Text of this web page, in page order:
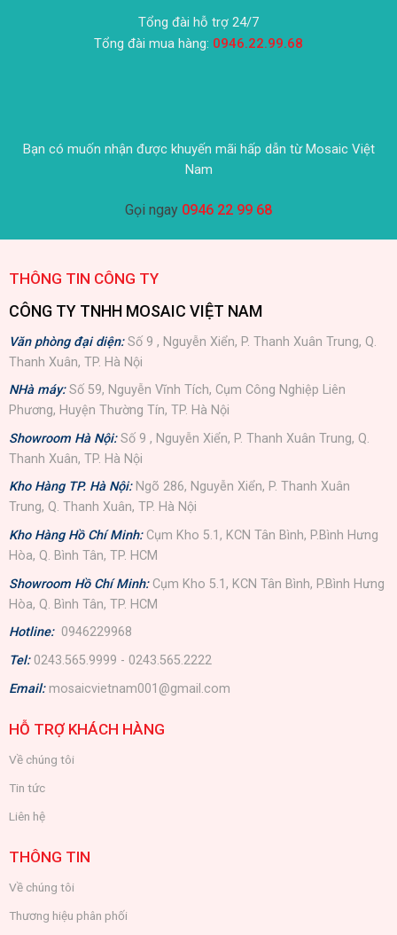
Tổng đài hỗ trợ 24/7
Tổng đài mua hàng: 0946.22.99.68
Bạn có muốn nhận được khuyến mãi hấp dẫn từ Mosaic Việt
Nam
Gọi ngay 0946 22 99 68
THÔNG TIN CÔNG TY
CÔNG TY TNHH MOSAIC VIỆT NAM
Văn phòng đại diện:Số 9 , Nguyễn Xiển, P. Thanh Xuân Trung, Q.
Thanh Xuân, TP. Hà Nội
NHà máy: Số 59, Nguyễn Vĩnh Tích, Cụm Công Nghiệp Liên
Phương, Huyện Thường Tín, TP. Hà Nội
Showroom Hà Nội: Số 9 , Nguyễn Xiển, P. Thanh Xuân Trung, Q.
Thanh Xuân, TP. Hà Nội
Kho Hàng TP. Hà Nội: Ngõ 286, Nguyễn Xiển, P. Thanh Xuân
Trung, Q. Thanh Xuân, TP. Hà Nội
Kho Hàng Hồ Chí Minh: Cụm Kho 5.1, KCN Tân Bình, P.Bình Hưng
Hòa, Q. Bình Tân, TP. HCM
Showroom Hồ Chí Minh: Cụm Kho 5.1, KCN Tân Bình, P.Bình Hưng
Hòa, Q. Bình Tân, TP. HCM
Hotline: 0946229968
Tel: 0243.565.9999 - 0243.565.2222
Email: mosaicvietnam001@gmail.com
HỖ TRỢ KHÁCH HÀNG
Về chúng tôi
Tin tức
Liên hệ
THÔNG TIN
Về chúng tôi
Thương hiệu phân phối